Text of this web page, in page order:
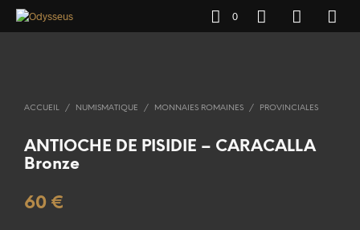
0
ACCUEIL / NUMISMATIQUE / MONNAIES ROMAINES / PROVINCIALES
ANTIOCHE DE PISIDIE – CARACALLA
Bronze
60 €